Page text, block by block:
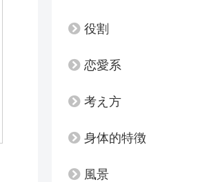
役割
恋愛系
考え方
身体的特徴
風景